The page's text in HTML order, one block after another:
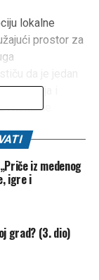
lokalne
prostor za
zanatlija i
kulturne
2026.
i Ulica
iz medenog
igre i
grad? (3. dio)